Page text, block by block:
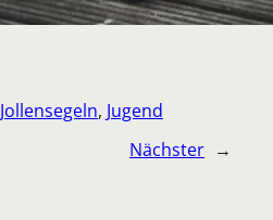
Jollensegeln, Jugend
Nächster →